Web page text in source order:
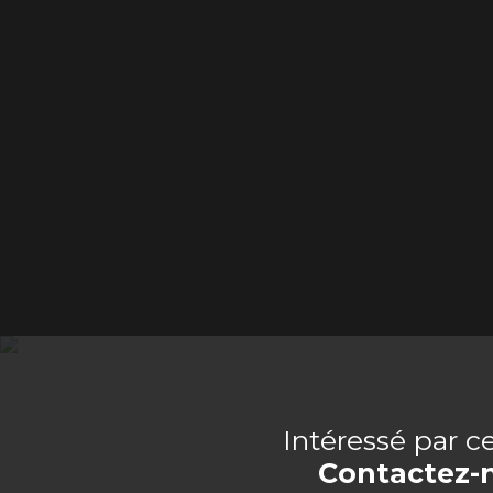
Intéressé par
Contactez-